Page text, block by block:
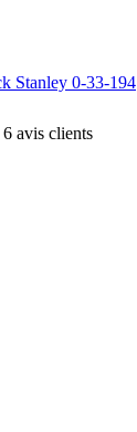
Stanley 0-33-194
avis clients